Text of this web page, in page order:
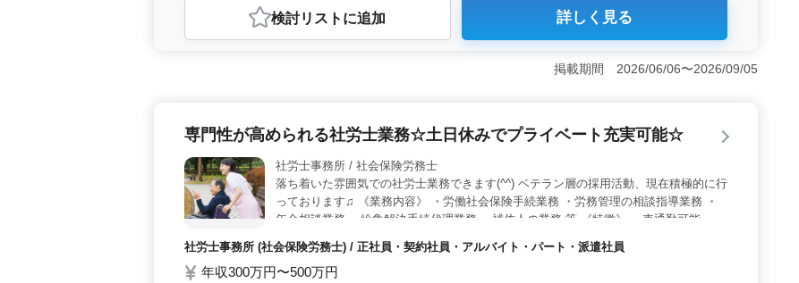
おすすめポイント
＜柔軟な勤務形態＞ 本求人は週3～5日の勤務が可能で、就業時間も1日5時間程度と短いた
も一切ないため、規則的な生活を送りやすい環境が整っています。 ＜経験を活かせる業務内
手当も支給されるため、通勤の負担が軽減されます。また、時給は1,200円～1,800円と高水準
検討リスト に追加 詳しく見る
掲載期間 2026/06/06〜2026/09/05
専門性が高められる社労士業務☆土日休みでプライベート充実可能☆
社労士事務所 / 社会保険労務士
落ち着いた雰囲気での社労士業務できます(^^) ベテラン層の採用活動、現在積極的に行
っております♫ 《業務内容》 ・労働社会保険手続業務 ・労務管理の相談指導業務 ・
年金相談業務 ・紛争解決手続代理業務 ・補佐人の業務 等 《特徴》 ・車通勤可能 ・社
会保険完備 ・土日休み 今までの経験を後輩に継承しませんか？ 皆様のご応募お待ち
しております★☆
社労士事務所 (社会保険労務士) / 正社員・契約社員・アルバイト・パート・派遣社員
年収300万円〜500万円